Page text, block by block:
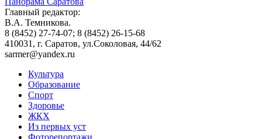
Главный редактор:
В.А. Темникова.
8 (8452) 27-74-07; 8 (8452) 26-15-68
410031, г. Саратов, ул.Соколовая, 44/62
sarmer@yandex.ru
Культура
Образование
Спорт
Здоровье
ЖКХ
Из пеpвых уст